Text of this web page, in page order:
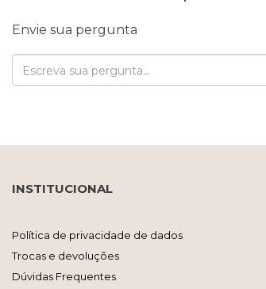
Envie sua pergunta
INSTITUCIONAL
Política de privacidade de dados
Trocas e devoluções
Dúvidas Frequentes